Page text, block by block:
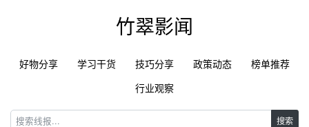
竹翠影闻
好物分享 学习干货 技巧分享 政策动态
榜单推荐
行业观察
搜索